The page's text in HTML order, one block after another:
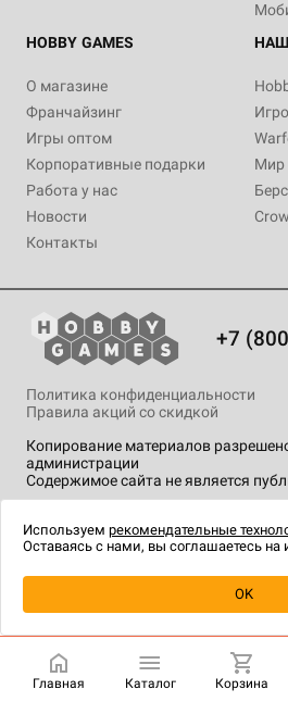
HOBBY GAMES
О магазине
Франчайзинг
Игры оптом
Корпоративные подарки
Работа у нас
Новости
Контакты
Мир
+7
Копирование материалов
администрации
Содержимое сайта не является
Политика конфиденциальности
Правила акций со скидкой
технологии.
Главная Каталог Корзина
Используем рекомендательные
Оставаясь с нами, вы соглашаетесь на
OK